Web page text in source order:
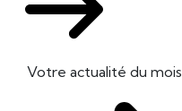
Votre actualité du mois